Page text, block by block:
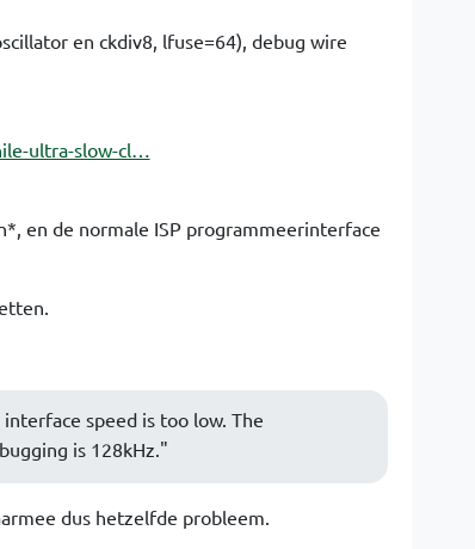
en ckdiv8, lfuse=64), debug wire
ultra-slow-cl…
en de normale ISP programmeerinterface
speed is too low. The
is 128kHz."
dus hetzelfde probleem.